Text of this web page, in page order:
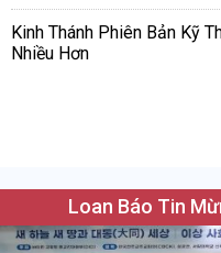
Kinh Thánh Phiên Bản Kỹ
Nhiều Hơn
Loan Báo Tin